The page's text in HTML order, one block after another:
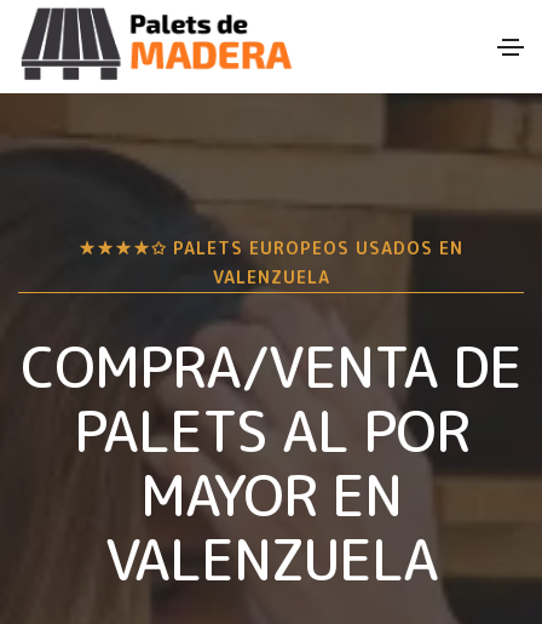
★★★★✩ PALETS EUROPEOS USADOS EN
VALENZUELA
COMPRA/VENTA DE
PALETS AL POR
MAYOR EN
VALENZUELA